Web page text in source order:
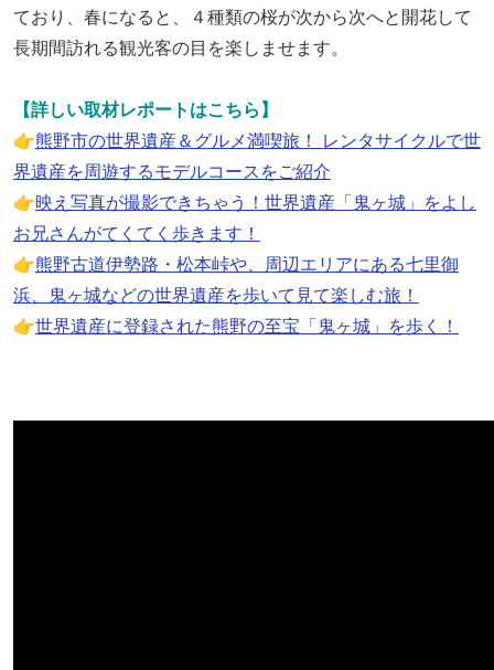
ており、春になると、４種類の桜が次から次へと開花して
長期間訪れる観光客の目を楽しませます。
【詳しい取材レポートはこちら】
👉熊野市の世界遺産＆グルメ満喫旅！ レンタサイクルで世
界遺産を周遊するモデルコースをご紹介
👉映え写真が撮影できちゃう！世界遺産「鬼ヶ城」をよし
お兄さんがてくてく歩きます！
👉熊野古道伊勢路・松本峠や、周辺エリアにある七里御
浜、鬼ヶ城などの世界遺産を歩いて見て楽しむ旅！
👉世界遺産に登録された熊野の至宝「鬼ヶ城」を歩く！